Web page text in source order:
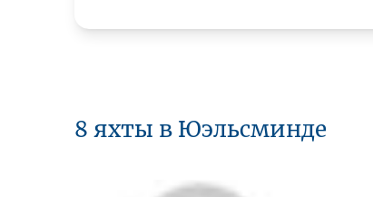
8 яхты в Юэльсминде